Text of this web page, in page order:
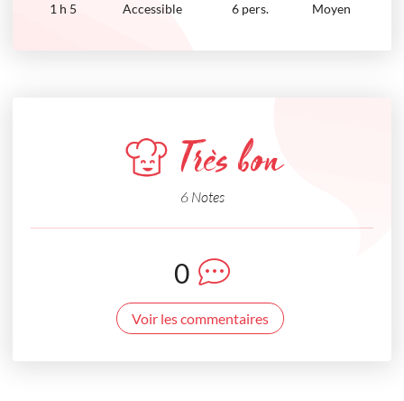
1 h 5 Accessible 6 pers. Moyen
Très bon
6 Notes
0
Voir les commentaires